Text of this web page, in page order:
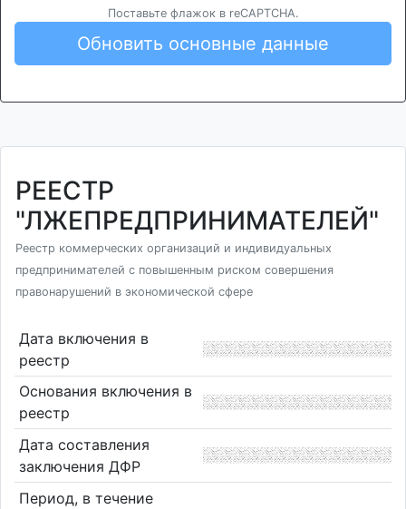
Поставьте флажок в reCAPTCHA.
Обновить основные данные
РЕЕСТР
"ЛЖЕПРЕДПРИНИМАТЕЛЕЙ"
Реестр коммерческих организаций и индивидуальных
предпринимателей с повышенным риском совершения
правонарушений в экономической сфере
Дата включения в
реестр
Основания включения в
реестр
Дата составления
заключения ДФР
Период, в течение